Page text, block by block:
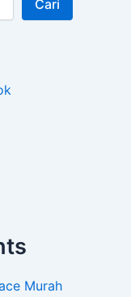
Cari
Murah